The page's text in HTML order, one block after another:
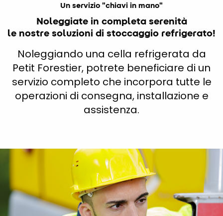
Un servizio "chiavi in mano"
Noleggiate in completa serenità
le nostre soluzioni di stoccaggio refrigerato!
Noleggiando una cella refrigerata da
Petit Forestier, potrete beneficiare di un
servizio completo che incorpora tutte le
operazioni di consegna, installazione e
assistenza.